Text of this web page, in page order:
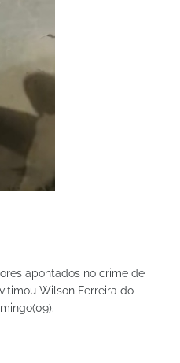
apontados no crime de
Wilson Ferreira do